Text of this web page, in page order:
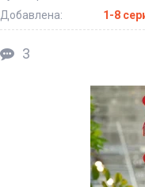
Добавлена:
1-8
3